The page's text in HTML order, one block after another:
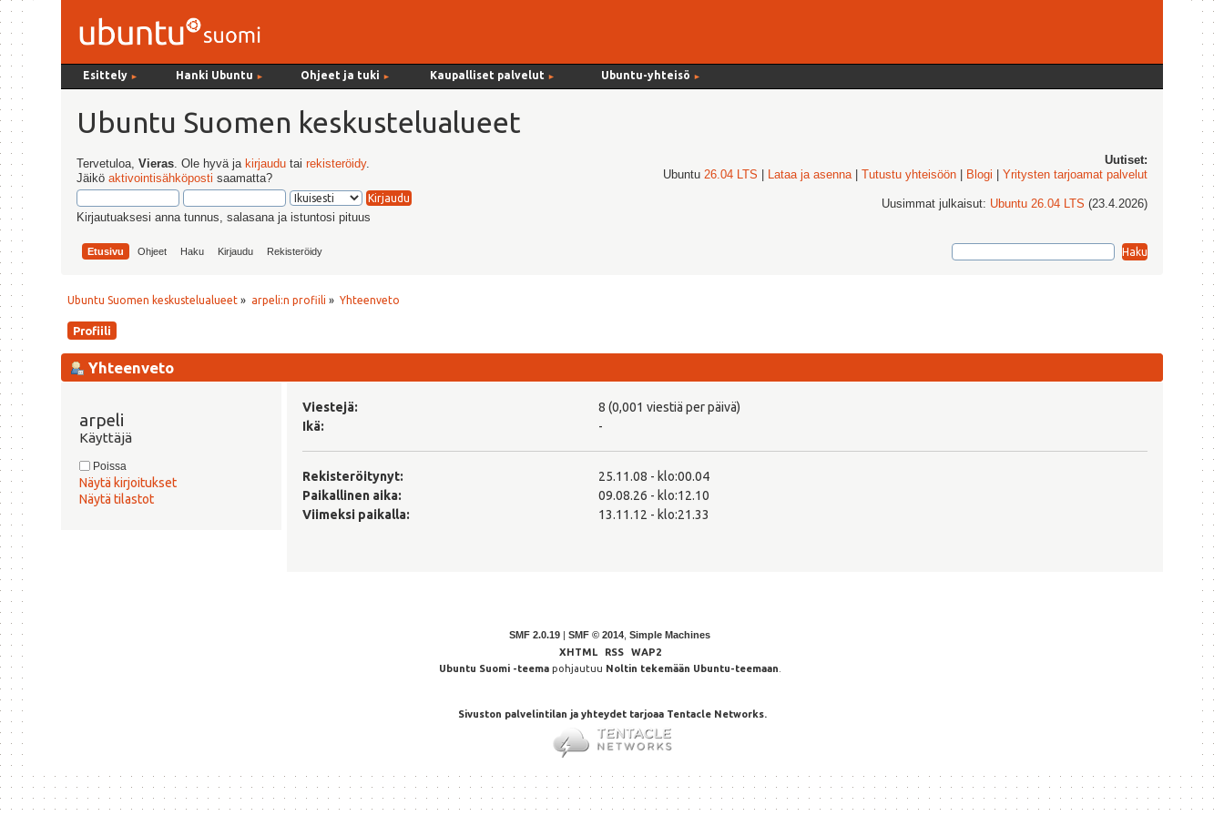
Esittely ► Hanki Ubuntu ► Ohjeet ja tuki ► Kaupalliset palvelut ► Ubuntu-yhteisö ►
Ubuntu Suomen keskustelualueet
Tervetuloa, Vieras. Ole hyvä ja kirjaudutai rekisteröidy.
Jäikö aktivointisähköposti saamatta?
Kirjautuaksesi anna tunnus, salasana ja istuntosi pituus
Uutiset:
Ubuntu26.04 LTS Lataa ja asenna|Tutustu yhteisöön Blogi |Yritysten tarjoamat palvelut
Uusimmat julkaisut: Ubuntu 26.04 LTS (23.4.2026)
Etusivu Ohjeet Haku Kirjaudu Rekisteröidy
Ubuntu Suomen keskustelualueet » arpeli:n profiili » Yhteenveto
Profiili
Yhteenveto
arpeli
Käyttäjä
Poissa
Näytä kirjoitukset
Näytä tilastot
Viestejä:
8 (0,001 viestiä per päivä)
Ikä:
-
Rekisteröitynyt:
25.11.08 - klo:00.04
Paikallinen aika:
09.08.26 - klo:12.10
Viimeksi paikalla:
13.11.12 - klo:21.33
SMF 2.0.19 | SMF © 2014 Simple Machines
XHTML
RSS
WAP2
Ubuntu Suomi -teemapohjautuu Noltin tekemään Ubuntu-teemaan
Sivuston palvelintilan ja yhteydet tarjoaa Tentacle Networks.